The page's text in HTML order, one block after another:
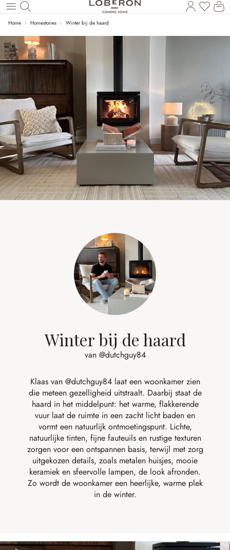
Naar de hoofdinhoud
U
Home Homestories Winter bij de haard
Winter bij de haard
van @dutchguy84
Klaas van @dutchguy84laat een woonkamer zien
die meteen gezelligheid uitstraalt. Daarbij staat de
haard in het middelpunt: het warme, flakkerende
vuur laat de ruimte in een zacht licht baden en
vormt een natuurlijk ontmoetingspunt. Lichte,
natuurlijke tinten, fijne fauteuils en rustige texturen
zorgen voor een ontspannen basis, terwijl met zorg
uitgekozen details, zoals metalen huisjes, mooie
keramiek en sfeervolle lampen, de look afronden.
Zo wordt de woonkamer een heerlijke, warme plek
in de winter.